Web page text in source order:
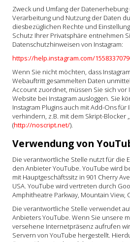
Zweck und Umfang der
Verarbeitung und Nutzung der Daten
diesbezüglichen Rechte und
Schutz Ihrer Privatsphäre entnehmen
Datenschutzhinweisen von Instagram:
https://help.instagram.com/
Wenn Sie nicht möchten, dass
Webauftritt gesammelten Daten
Account zuordnet, müssen Sie sich
Website bei Instagram ausloggen. Sie
Instagram Plugins auch mit Add-Ons
verhindern, z.B. mit dem Skript-Blocker
(http://noscript.net/).
Verwendung von
Die verantwortliche Stelle nutzt für die
den Anbieter YouTube. YouTube wird
mit Hauptgeschäftssitz in 901 Cherry
USA. YouTube wird vertreten durch
Amphitheatre Parkway, Mountain View,
Die verantwortliche Stelle verwendet
Anbieters YouTube. Wenn Sie unsere
versehene Internetpräsenz aufrufen
Servern von YouTube hergestellt.